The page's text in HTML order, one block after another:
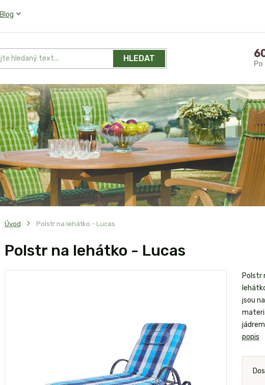
Blog
HLEDAT
Úvod Polstr na lehátko - Lucas
Polstr na lehátko - Lucas
Polstr
jsou
popis